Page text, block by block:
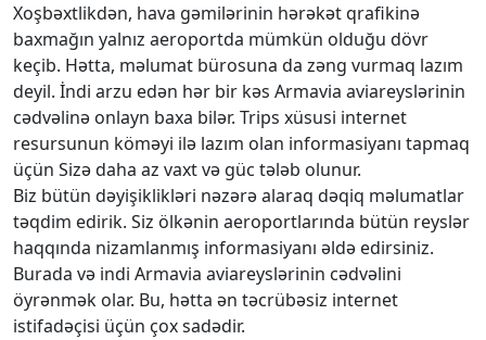
Xoşbəxtlikdən, hava gəmilərinin hərəkət qrafikinə
baxmağın yalnız aeroportda mümkün olduğu dövr
keçib. Hətta, məlumat bürosuna da zəng vurmaq lazım
deyil. İndi arzu edən hər bir kəs Armavia aviareyslərinin
cədvəlinə onlayn baxa bilər. Trips xüsusi internet
resursunun köməyi ilə lazım olan informasiyanı tapmaq
üçün Sizə daha az vaxt və güc tələb olunur.
Biz bütün dəyişiklikləri nəzərə alaraq dəqiq məlumatlar
təqdim edirik. Siz ölkənin aeroportlarında bütün reyslər
haqqında nizamlanmış informasiyanı əldə edirsiniz.
Burada və indi Armavia aviareyslərinin cədvəlini
öyrənmək olar. Bu, hətta ən təcrübəsiz internet
istifadəçisi üçün çox sadədir.